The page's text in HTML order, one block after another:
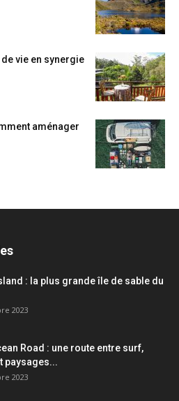
vie en synergie
aménager
: la plus grande île de sable du
2023
Road : une route entre surf,
paysages...
2023